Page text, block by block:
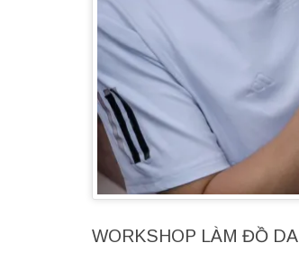
WORKSHOP LÀM ĐỒ DA